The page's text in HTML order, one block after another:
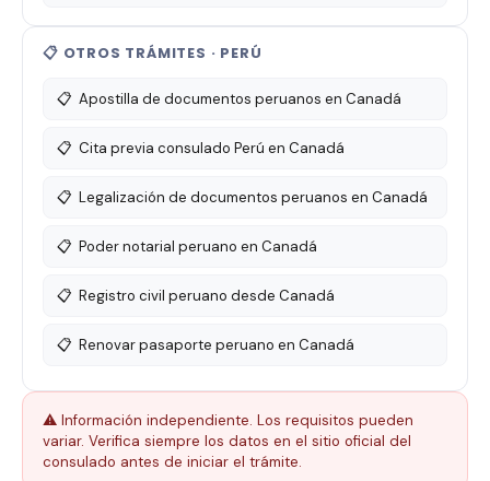
📋 OTROS TRÁMITES · PERÚ
📋 Apostilla de documentos peruanos en Canadá
📋 Cita previa consulado Perú en Canadá
📋 Legalización de documentos peruanos en Canadá
📋 Poder notarial peruano en Canadá
📋 Registro civil peruano desde Canadá
📋 Renovar pasaporte peruano en Canadá
⚠️ Información independiente. Los requisitos pueden
variar. Verifica siempre los datos en el sitio oficial del
consulado antes de iniciar el trámite.